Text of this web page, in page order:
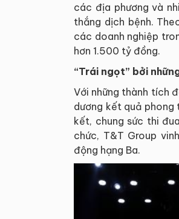
các địa phương và
thắng dịch bệnh.
các doanh nghiệp
hơn 1.500 tỷ đồng.
“Trái ngọt” bởi
Với những thành tích
dương kết quả
kết, chung sức thi
chức, T&T Group
động hạng Ba.